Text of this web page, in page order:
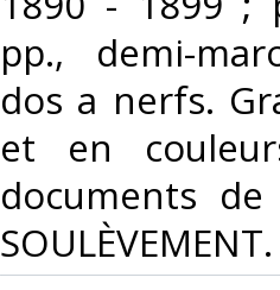
pp., demi-
dos a nerfs.
et en
documents
SOULÈVEMENT.‎